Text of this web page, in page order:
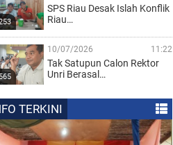
SPS Riau Desak Islah Konflik
Riau…
10/07/2026 11:22
Tak Satupun Calon Rektor
Unri Berasal…
TERKINI